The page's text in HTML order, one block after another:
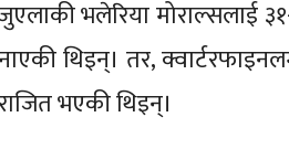
भलेरिया मोराल्सलाई
थिइन्। तर,
भएकी थिइन्।